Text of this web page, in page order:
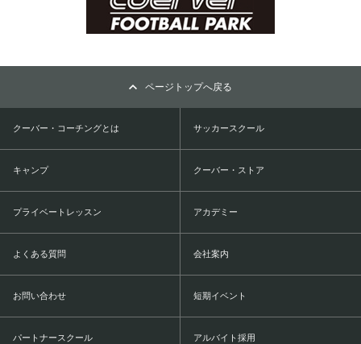
ページトップへ戻る
クーバー・コーチングとは サッカースクール
キャンプ クーバー・ストア
プライベートレッスン アカデミー
よくある質問 会社案内
お問い合わせ 短期イベント
パートナースクール アルバイト採用